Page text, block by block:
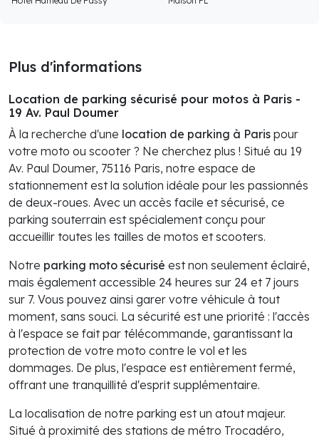
Plus d'informations
Location de parking sécurisé pour motos à Paris -
19 Av. Paul Doumer
À la recherche d'une location de parking à Paris pour
votre moto ou scooter ? Ne cherchez plus ! Situé au 19
Av. Paul Doumer, 75116 Paris, notre espace de
stationnement est la solution idéale pour les passionnés
de deux-roues. Avec un accès facile et sécurisé, ce
parking souterrain est spécialement conçu pour
accueillir toutes les tailles de motos et scooters.
Notre parking moto sécurisé est non seulement éclairé,
mais également accessible 24 heures sur 24 et 7 jours
sur 7. Vous pouvez ainsi garer votre véhicule à tout
moment, sans souci. La sécurité est une priorité : l'accès
à l'espace se fait par télécommande, garantissant la
protection de votre moto contre le vol et les
dommages. De plus, l'espace est entièrement fermé,
offrant une tranquillité d'esprit supplémentaire.
La localisation de notre parking est un atout majeur.
Situé à proximité des stations de métro Trocadéro,